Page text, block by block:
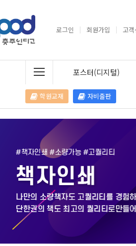
로그인 회원가입 고
포스터(디지털)
학원교재 자비출판